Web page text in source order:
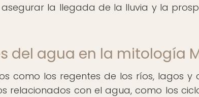
la llegada de la lluvia y la
del agua en la mitología
como los regentes de los ríos, lagos y
relacionados con el agua, como los